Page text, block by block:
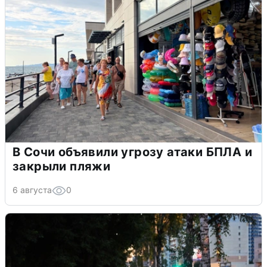
В Сочи объявили угрозу атаки БПЛА и
закрыли пляжи
6 августа 0